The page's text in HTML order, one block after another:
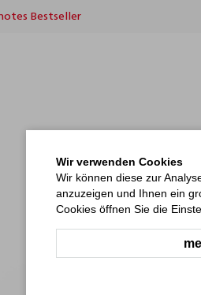
Bestseller
Wir verwenden Cookies
Wir können diese zur
anzuzeigen und Ihnen ein
Cookies öffnen Sie die